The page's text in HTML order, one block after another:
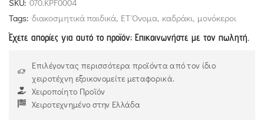
Tags: διακοσμητικά παιδικά, ΕΤ Όνομα, καδράκι, μονόκεροι
Έχετε απορίες για αυτό το προϊόν; Επικοινωνήστε με τον πωλητή.
Επιλέγοντας περισσότερα προϊόντα από τον ίδιο
χειροτέχνη εξοικονομείτε μεταφορικά.
Χειροποίητο Προϊόν
Χειροτεχνημένο στην Ελλάδα